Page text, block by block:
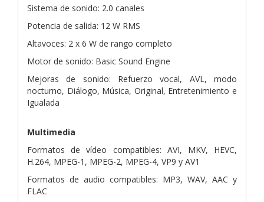
Sistema de sonido: 2.0 canales
Potencia de salida: 12 W RMS
Altavoces: 2 x 6 W de rango completo
Motor de sonido: Basic Sound Engine
Mejoras de sonido: Refuerzo vocal, AVL, modo
nocturno, Diálogo, Música, Original, Entretenimiento e
Igualada
Multimedia
Formatos de vídeo compatibles: AVI, MKV, HEVC,
H.264, MPEG-1, MPEG-2, MPEG-4, VP9 y AV1
Formatos de audio compatibles: MP3, WAV, AAC y
FLAC